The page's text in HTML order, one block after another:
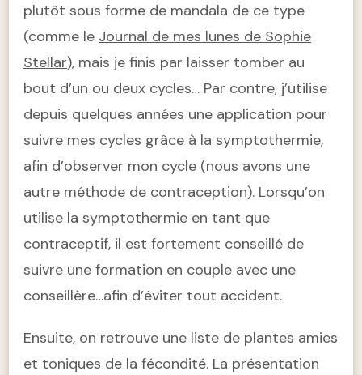
plutôt sous forme de mandala de ce type
(comme le Journal de mes lunes de Sophie
Stellar), mais je finis par laisser tomber au
bout d’un ou deux cycles… Par contre, j’utilise
depuis quelques années une application pour
suivre mes cycles grâce à la symptothermie,
afin d’observer mon cycle (nous avons une
autre méthode de contraception). Lorsqu’on
utilise la symptothermie en tant que
contraceptif, il est fortement conseillé de
suivre une formation en couple avec une
conseillère…afin d’éviter tout accident.
Ensuite, on retrouve une liste de plantes amies
et toniques de la fécondité. La présentation